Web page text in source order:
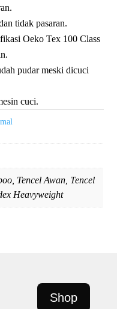
tidak pasaran.
Oeko Tex 100 Class
pudar meski dicuci
cuci.
Tencel Awan, Tencel
Heavyweight
Shop